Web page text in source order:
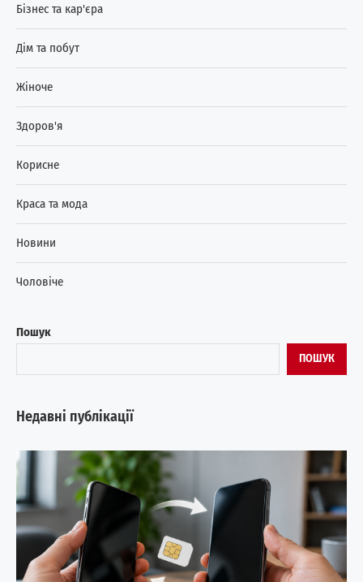
Пошук
ПОШУК
Недавні публікації
Бізнес та кар'єра
Дім та побут
Жіноче
Здоров'я
Корисне
Краса та мода
Новини
Чоловіче